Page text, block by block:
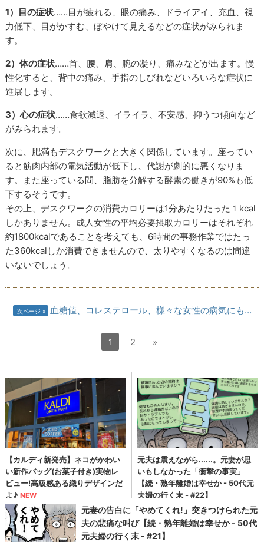
1）目の症状……目が疲れる、眼の痛み、ドライアイ、充血、視
力低下、目がかすむ、ぼやけて見えるなどの症状がみられま
す。
2）体の症状……首、腰、肩、腕の凝り、痛みなどが出ます。慢
性化すると、背中の痛み、手指のしびれなどいろいろな症状に
進展します。
3）心の症状……食欲減退、イライラ、不安感、抑うつ傾向など
がみられます。
次に、肥満もデスクワークと大きく関係しています。座ってい
ると筋肉内部の電気活動が低下し、代謝が劇的に悪くなりま
す。また座っている間、脂肪を分解する酵素の働きが90%も低
下するそうです。
その上、デスクワークの消費カロリーは1分あたりたった１kcal
しかありません。成人女性の平均必要摂取カロリーはそれぞれ
約1800kcalであることを考えても、6時間の事務作業ではたっ
た360kcalしか消費できませんので、太りやすくなるのは間違
いないでしょう。
次ページ 血糖値、コレステロール、様々な女性の病気にも…
1 2 »